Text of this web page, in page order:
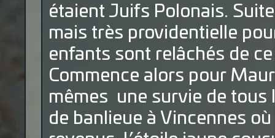
étaient Juifs Polonais.
mais très providentielle
enfants sont relâchés de
Commence alors pour
mêmes une survie de tous
de banlieue à Vincennes